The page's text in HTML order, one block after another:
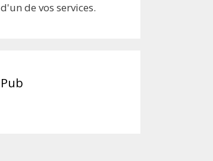
d'un de vos services.
Pub